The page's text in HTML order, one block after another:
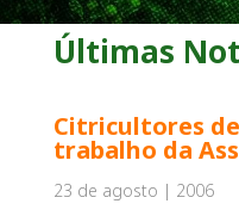
Últimas
Citricultores
trabalho da
23 de agosto | 2006